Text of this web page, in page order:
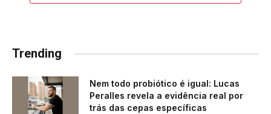
Trending
Nem todo probiótico é igual: Lucas
Peralles revela a evidência real por
trás das cepas específicas